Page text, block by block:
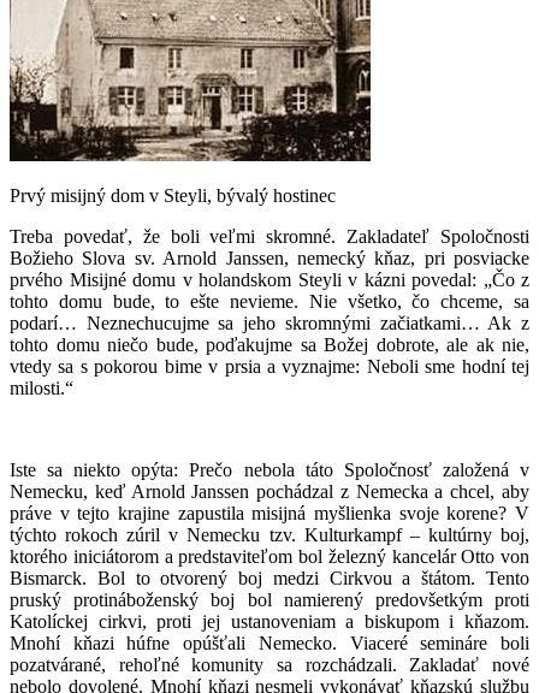
Prvý misijný dom v Steyli, bývalý hostinec
Treba povedať, že boli veľmi skromné. Zakladateľ Spoločnosti
Božieho Slova sv. Arnold Janssen, nemecký kňaz, pri posviacke
prvého Misijné domu v holandskom Steyli v kázni povedal: „Čo z
tohto domu bude, to ešte nevieme. Nie všetko, čo chceme, sa
podarí… Neznechucujme sa jeho skromnými začiatkami… Ak z
tohto domu niečo bude, poďakujme sa Božej dobrote, ale ak nie,
vtedy sa s pokorou bime v prsia a vyznajme: Neboli sme hodní tej
milosti.“
Iste sa niekto opýta: Prečo nebola táto Spoločnosť založená v
Nemecku, keď Arnold Janssen pochádzal z Nemecka a chcel, aby
práve v tejto krajine zapustila misijná myšlienka svoje korene? V
týchto rokoch zúril v Nemecku tzv. Kulturkampf – kultúrny boj,
ktorého iniciátorom a predstaviteľom bol železný kancelár Otto von
Bismarck. Bol to otvorený boj medzi Cirkvou a štátom. Tento
pruský protináboženský boj bol namierený predovšetkým proti
Katolíckej cirkvi, proti jej ustanoveniam a biskupom i kňazom.
Mnohí kňazi húfne opúšťali Nemecko. Viaceré semináre boli
pozatvárané, rehoľné komunity sa rozchádzali. Zakladať nové
nebolo dovolené. Mnohí kňazi nesmeli vykonávať kňazskú službu